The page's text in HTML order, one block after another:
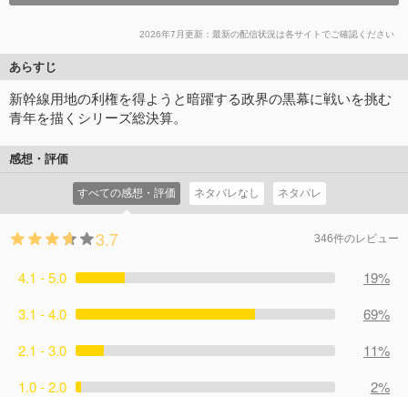
2026年7月更新：最新の配信状況は各サイトでご確認ください
あらすじ
新幹線用地の利権を得ようと暗躍する政界の黒幕に戦いを挑む
青年を描くシリーズ総決算。
感想・評価
すべての感想・評価 ネタバレなし ネタバレ
3.7 346件のレビュー
4.1 - 5.0
19%
3.1 - 4.0
69%
2.1 - 3.0
11%
1.0 - 2.0
2%